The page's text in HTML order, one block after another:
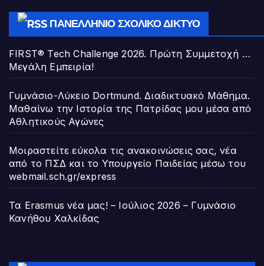
ΠΑΝΕΛΛΉΝΙΟ ΣΧΟΛΙΚΌ ΔΊΚΤΥΟ
FIRST® Tech Challenge 2026. Πρώτη Συμμετοχή …
Μεγάλη Εμπειρία!
Γυμνάσιο-Λύκειο Dortmund. Διαδικτυακό Μάθημα.
Μαθαίνω την Ιστορία της Πατρίδας μου μέσα από
Αθλητικούς Αγώνες
Μοιραστείτε εύκολα τις ανακοινώσεις σας, νέα
από το ΠΣΔ και το Υπουργείο Παιδείας μέσω του
webmail.sch.gr/express
Τα Erasmus νέα μας! – Ιούλιος 2026 – Γυμνάσιο
Κανήθου Χαλκίδας